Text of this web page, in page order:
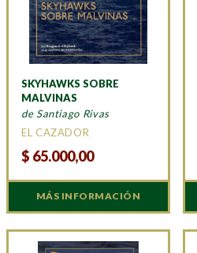
SKYHAWKS SOBRE
MALVINAS
de Santiago Rivas
EL CAZADOR
$ 65.000,00
MÁS INFORMACIÓN